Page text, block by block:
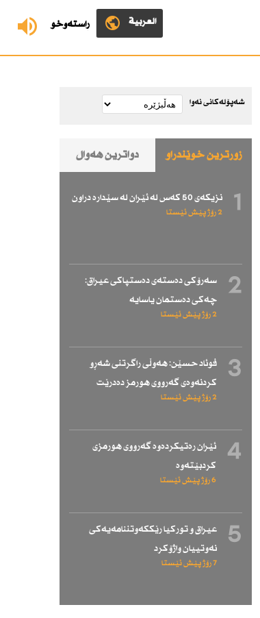
ڕاستەوخۆ العربية
شەپۆلەکانی نەوا
زۆرترین خوێندراو دواترین هەواڵ
1 نزیكەی 50 كەس لە ئێران لە سێدارە دراون
2 رۆژ پێش ئێستا
2
سەرۆكی دەستەی دەستپاكی عیراق:
چەكی دەستمان یاسایە
2 رۆژ پێش ئێستا
3
فوئاد حسێن: هەوڵی راگرتنی شەڕو
كردنەوەی گەرووی هورمز دەدرێت
2 رۆژ پێش ئێستا
4
ئێران رەتیكردەوە گەرووی هورمزی
كردبێتەوە
6 رۆژ پێش ئێستا
5
عیراق و توركیا رێككەوتننامەیەكی
نەوتییان واژۆكرد
7 رۆژ پێش ئێستا